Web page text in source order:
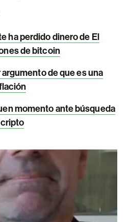
ha perdido dinero de El
de bitcoin
de que es una
momento ante búsqueda